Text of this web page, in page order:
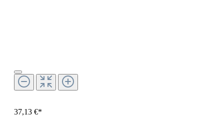
37,13 €*